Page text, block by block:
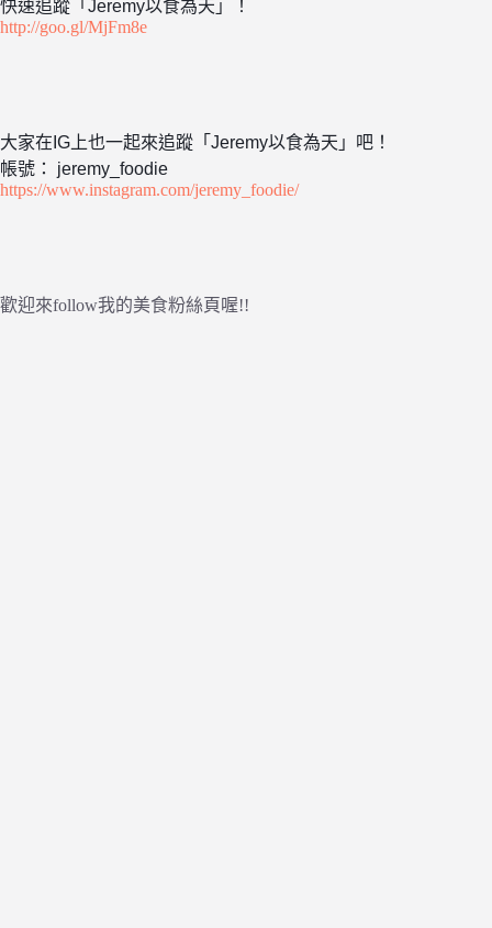
快速追蹤「Jeremy以食為天」！
http://goo.gl/MjFm8e
大家在IG上也一起來追蹤「Jeremy以食為天」吧！
帳號： jeremy_foodie
https://www.instagram.com/jeremy_foodie/
歡迎來follow我的美食粉絲頁喔!!